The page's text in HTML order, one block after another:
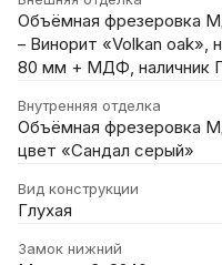
Объёмная фрезеровка
– Винорит «Volkan oak»,
80 мм + МДФ, наличник
Внутренняя отделка
Объёмная фрезеровка
цвет «Сандал серый»
Вид конструкции
Глухая
Замок нижний